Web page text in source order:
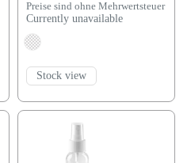
Preise sind ohne Mehrwertsteuer
Currently unavailable
Stock view